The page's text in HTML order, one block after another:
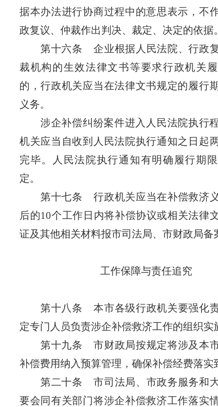
据本办法进行协商过程中的意思表示，不
政复议、仲裁作出判决、裁定、决定的依据
第十六条
企业根据人民法院、行政
裁机构的生效法律文书等要求行政机关
的，行政机关应当在法律文书规定的履行
义务。
涉企补偿纠纷案件进入人民法院执行
机关应当自收到人民法院执行通知之日起
完毕。人民法院执行通知有明确履行期
定。
第十七条
行政机关应当在补偿救济
后的10个工作日内将补偿协议或相关法律
证及其他相关材料报市司法局、市财政局备
工作保障与责任追究
第十八条
本市各级行政机关要强化
定专门人员负责涉企补偿救济工作的组织实
第十九条
市财政局按规定将涉及本
补偿费用纳入预算管理，确保补偿经费落实
第二十条
市司法局、市政务服务和
要会同有关部门将涉企补偿救济工作落实